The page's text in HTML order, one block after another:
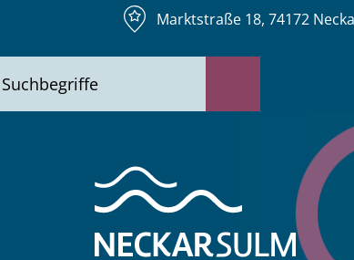
Marktstraße 18, 74172